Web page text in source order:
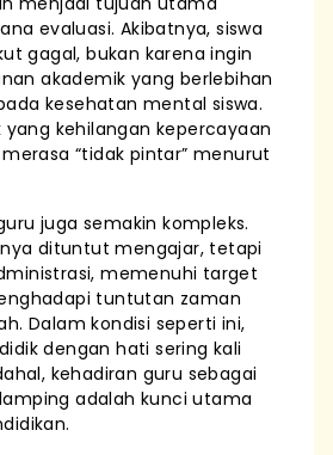
evaluasi. Akibatnya, siswa
gagal, bukan karena ingin
akademik yang berlebihan
kesehatan mental siswa.
yang kehilangan kepercayaan
“tidak pintar” menurut
juga semakin kompleks.
dituntut mengajar, tetapi
memenuhi target
tuntutan zaman
Dalam kondisi seperti ini,
dengan hati sering kali
kehadiran guru sebagai
adalah kunci utama